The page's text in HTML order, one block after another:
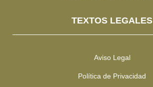
TEXTOS LEGALES
Aviso Legal
Política de Privacidad